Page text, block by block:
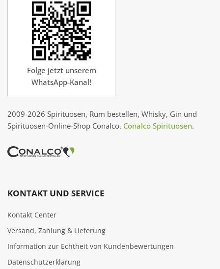
Folge jetzt unserem
WhatsApp-Kanal!
2009-2026 Spirituosen, Rum bestellen, Whisky, Gin und
Spirituosen-Online-Shop Conalco. Conalco Spirituosen.
KONTAKT UND SERVICE
Kontakt Center
Versand, Zahlung & Lieferung
Information zur Echtheit von Kundenbewertungen
Datenschutzerklärung